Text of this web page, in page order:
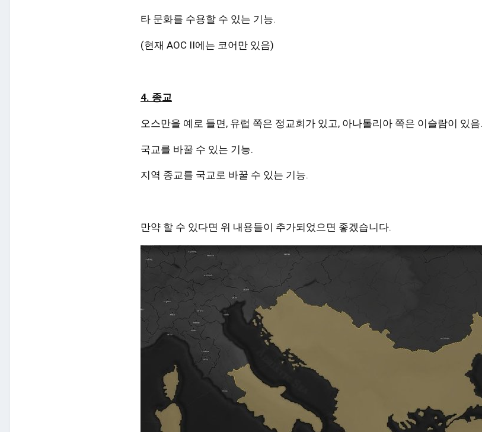
타 문화를 수용할 수 있는 기능.
(현재 AOC II에는 코어만 있음)
4. 종교
오스만을 예로 들면, 유럽 쪽은 정교회가 있고, 아나톨리아 쪽은 이슬람이 있음.
국교를 바꿀 수 있는 기능.
지역 종교를 국교로 바꿀 수 있는 기능.
만약 할 수 있다면 위 내용들이 추가되었으면 좋겠습니다.